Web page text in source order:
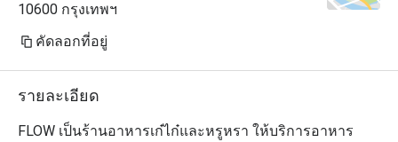
10600 กรุงเทพฯ
คัดลอกที่อยู่
รายละเอียด
FLOW เป็นร้านอาหารเก๋ไก๋และหรูหรา ให้บริการอาหาร